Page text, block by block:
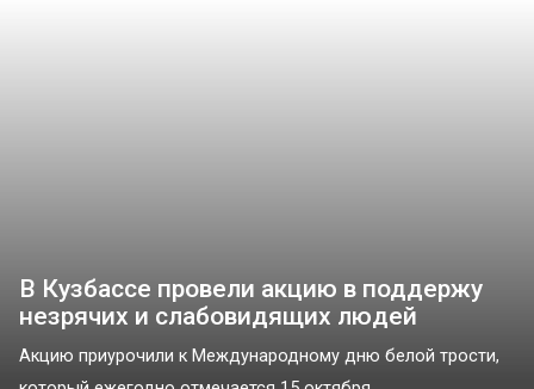
В Кузбассе провели акцию в поддержу
незрячих и слабовидящих людей
Акцию приурочили к Международному дню белой трости,